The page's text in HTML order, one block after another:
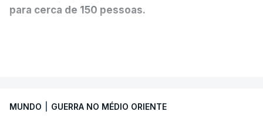
para cerca de 150 pessoas.
que já colaborou com a Administração norte-
MUNDO GUERRA NO MÉDIO ORIENTE